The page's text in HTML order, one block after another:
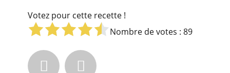
Votez pour cette recette !
Nombre de votes : 89
 